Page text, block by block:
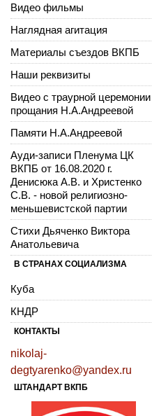
Видео фильмы
Наглядная агитация
Материалы съездов ВКПБ
Наши реквизиты
Видео с траурной церемонии
прощания Н.А.Андреевой
Памяти Н.А.Андреевой
Ауди-записи Пленума ЦК
ВКПБ от 16.08.2020 г.
Денисюка А.В. и Христенко
С.В. - новой религиозно-
меньшевистской партии
Стихи Дьяченко Виктора
Анатольевича
В СТРАНАХ СОЦИАЛИЗМА
Куба
КНДР
КОНТАКТЫ
nikolaj-
degtyarenko@yandex.ru
ШТАНДАРТ ВКПБ